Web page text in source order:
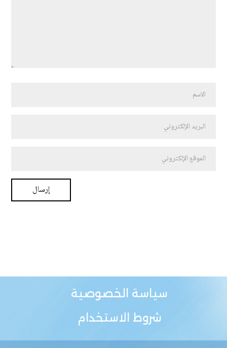
سياسة الخصوصية
شروط الاستخدام